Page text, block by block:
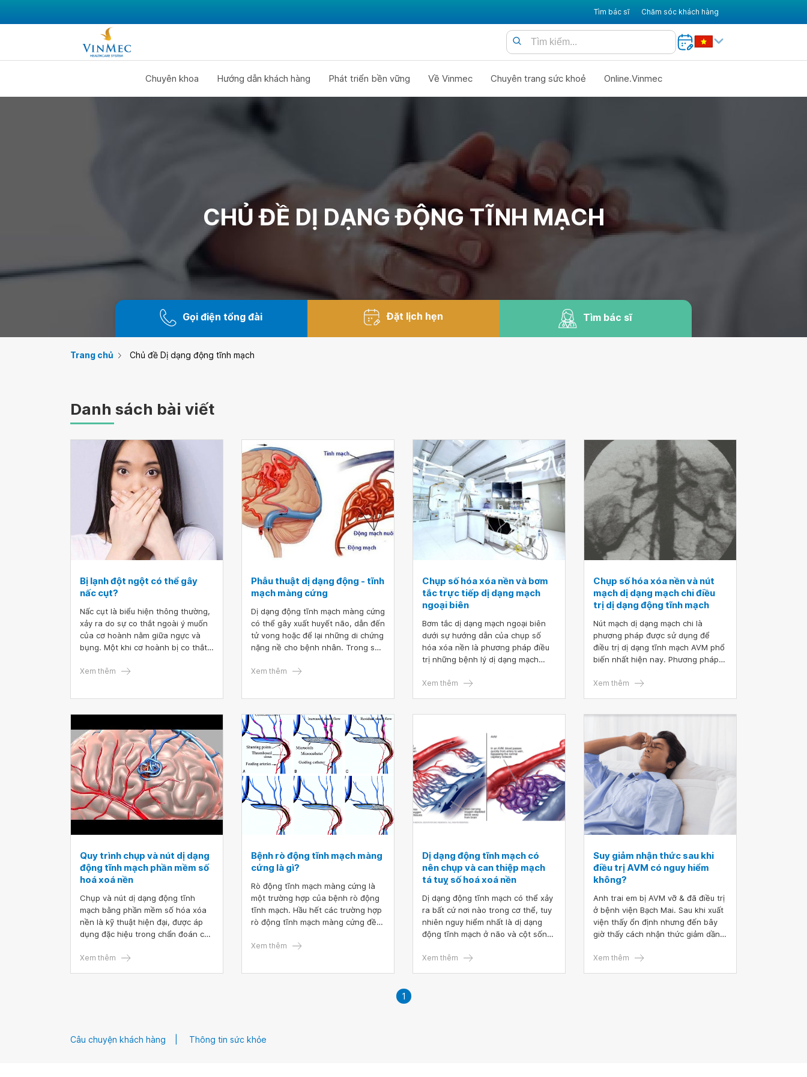
Tìm bác sĩ Chăm sóc khách hàng
Chuyên khoa Hướng dẫn khách hàng Phát triển bền vững Về Vinmec Chuyên trang sức khoẻ Online.Vinmec
CHỦ ĐỀ DỊ DẠNG ĐỘNG TĨNH MẠCH
Gọi điện tổng đài Đặt lịch hẹn Tìm bác sĩ
Trang chủ Chủ đề Dị dạng động tĩnh mạch
Danh sách bài viết
Bị lạnh đột ngột có thể gây
nấc cụt?
Nấc cụt là biểu hiện thông thường,
xảy ra do sự co thắt ngoài ý muốn
của cơ hoành nằm giữa ngực và
bụng. Một khi cơ hoành bị co thắt,
nhanh, gây nên những tiếng đặc
Xem thêm
Phẫu thuật dị dạng động - tĩnh
mạch màng cứng
Dị dạng động tĩnh mạch màng cứng
có thể gây xuất huyết não, dẫn đến
tử vong hoặc để lại những di chứng
nặng nề cho bệnh nhân. Trong số
thuật dị dạng động tĩnh mạch màng
Xem thêm
Chụp số hóa xóa nền và bơm
tắc trực tiếp dị dạng mạch
ngoại biên
Bơm tắc dị dạng mạch ngoại biên
dưới sự hướng dẫn của chụp số
hóa xóa nền là phương pháp điều
trị những bệnh lý dị dạng mạch
hơn các thương tổn và bệnh lý
Xem thêm
Chụp số hóa xóa nền và nút
mạch dị dạng mạch chi điều
trị dị dạng động tĩnh mạch
Nút mạch dị dạng mạch chi là
phương pháp được sử dụng để
điều trị dị dạng tĩnh mạch AVM phổ
biến nhất hiện nay. Phương pháp
được phục hồi và cải thiện tình
Xem thêm
Quy trình chụp và nút dị dạng
động tĩnh mạch phần mềm số
hoá xoá nền
Chụp và nút dị dạng động tĩnh
mạch bằng phần mềm số hóa xóa
nền là kỹ thuật hiện đại, được áp
dụng đặc hiệu trong chẩn đoán các
điều chỉnh ánh sáng kết hợp với
Xem thêm
Bệnh rò động tĩnh mạch màng
cứng là gì?
Rò động tĩnh mạch màng cứng là
một trường hợp của bệnh rò động
tĩnh mạch. Hầu hết các trường hợp
rò động tĩnh mạch màng cứng đều
bệnh nhân có nguyên nhân tiền
Xem thêm
Dị dạng động tĩnh mạch có
nên chụp và can thiệp mạch
tá tuỵ số hoá xoá nền
Dị dạng động tĩnh mạch có thể xảy
ra bất cứ nơi nào trong cơ thể, tuy
nhiên nguy hiểm nhất là dị dạng
động tĩnh mạch ở não và cột sống.
chụp và can thiệp mạch tá tuỵ số
Xem thêm
Suy giảm nhận thức sau khi
điều trị AVM có nguy hiểm
không?
Anh trai em bị AVM vỡ & đã điều trị
ở bệnh viện Bạch Mai. Sau khi xuất
viện thấy ổn định nhưng đến bây
giờ thấy cách nhận thức giảm dần.
nhận thức sau khi điều trị AVM có
Xem thêm
1
Câu chuyện khách hàng Thông tin sức khỏe